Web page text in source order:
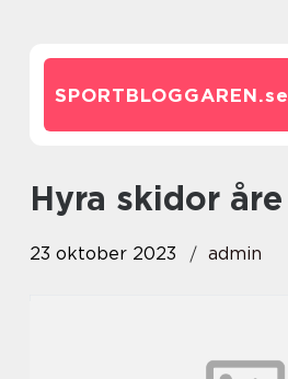
SPORTBLOGGAREN.se
hyra skidor åre
23 oktober 2023 admin